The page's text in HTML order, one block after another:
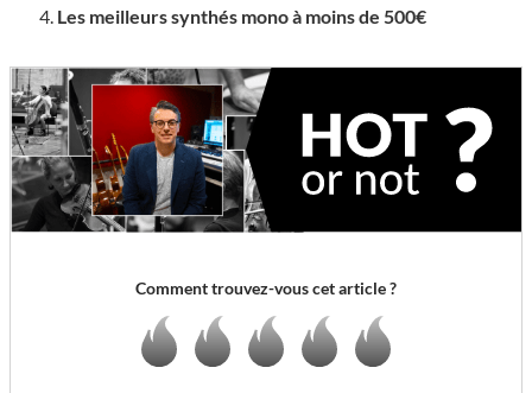
Les meilleurs synthés mono à moins de 500€
Comment trouvez-vous cet article ?